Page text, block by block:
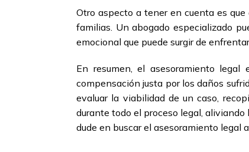
Otro aspecto a tener en cuenta es
familias. Un abogado especializado
emocional que puede surgir de
En resumen, el asesoramiento
compensación justa por los daños
evaluar la viabilidad de un caso,
durante todo el proceso legal,
dude en buscar el asesoramiento legal